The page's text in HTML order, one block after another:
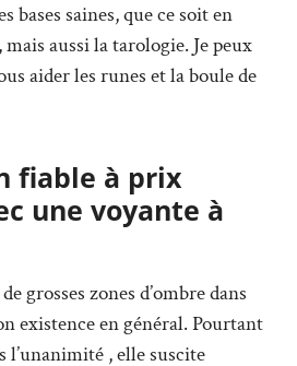
bases saines, que ce soit en
aussi la tarologie. Je peux
aider les runes et la boule de
fiable à prix
une voyante à
grosses zones d’ombre dans
existence en général. Pourtant
l’unanimité , elle suscite